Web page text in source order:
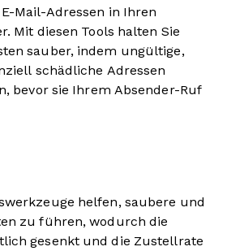
Mail-Adressen in Ihren
Mit diesen Tools halten Sie
sauber, indem ungültige,
schädliche Adressen
bevor sie Ihrem Absender-Ruf
helfen, saubere und
zu führen, wodurch die
gesenkt und die Zustellrate